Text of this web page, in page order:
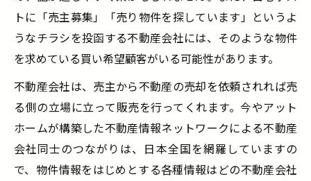
トに「売主募集」「売り物件を探しています」というよ
うなチラシを投函する不動産会社には、そのような物件
を求めている買い希望顧客がいる可能性があります。
不動産会社は、売主から不動産の売却を依頼されれば売
る側の立場に立って販売を行ってくれます。今やアット
ホームが構築した不動産情報ネットワークによる不動産
会社同士のつながりは、日本全国を網羅していますの
で、物件情報をはじめとする各種情報はどの不動産会社